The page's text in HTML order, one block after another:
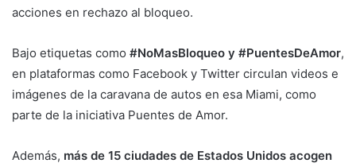
acciones en rechazo al bloqueo.
Bajo etiquetas como #NoMasBloqueo y #PuentesDeAmor,
en plataformas como Facebook y Twitter circulan videos e
imágenes de la caravana de autos en esa Miami, como
parte de la iniciativa Puentes de Amor.
Además, más de 15 ciudades de Estados Unidos acogen